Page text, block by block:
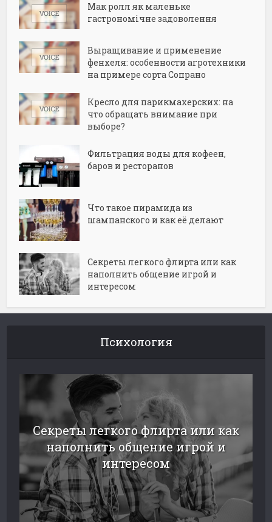
Мак ролл як маленьке
гастрономічне задоволення
Выращивание и применение
фенхеля: особенности агротехники
на примере сорта Сопрано
Кресло для парикмахерских: на
что обращать внимание при
выборе?
Фильтрация воды для кофеен,
баров и ресторанов
Что такое пирамида из
шампанского и как её делают
Секреты легкого флирта или как
наполнить общение игрой и
интересом
Психология
Секреты легкого флирта или как
наполнить общение игрой и
интересом